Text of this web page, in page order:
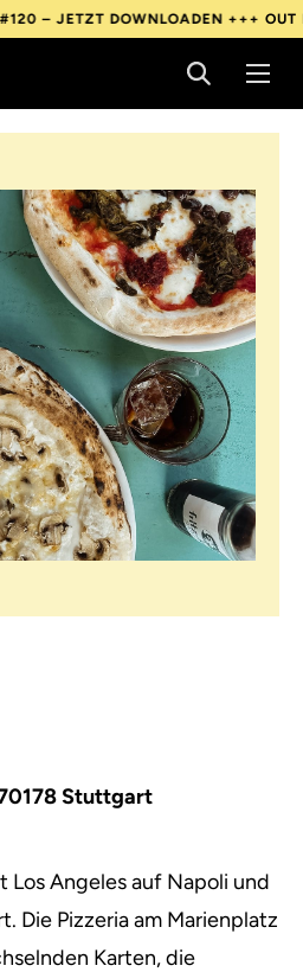
JETZT DOWNLOADEN +++OUT NOW:
DOWNLOADEN +++
Stuttgart
Los Angeles auf Napoli und
Die Pizzeria am Marienplatz
Karten, die